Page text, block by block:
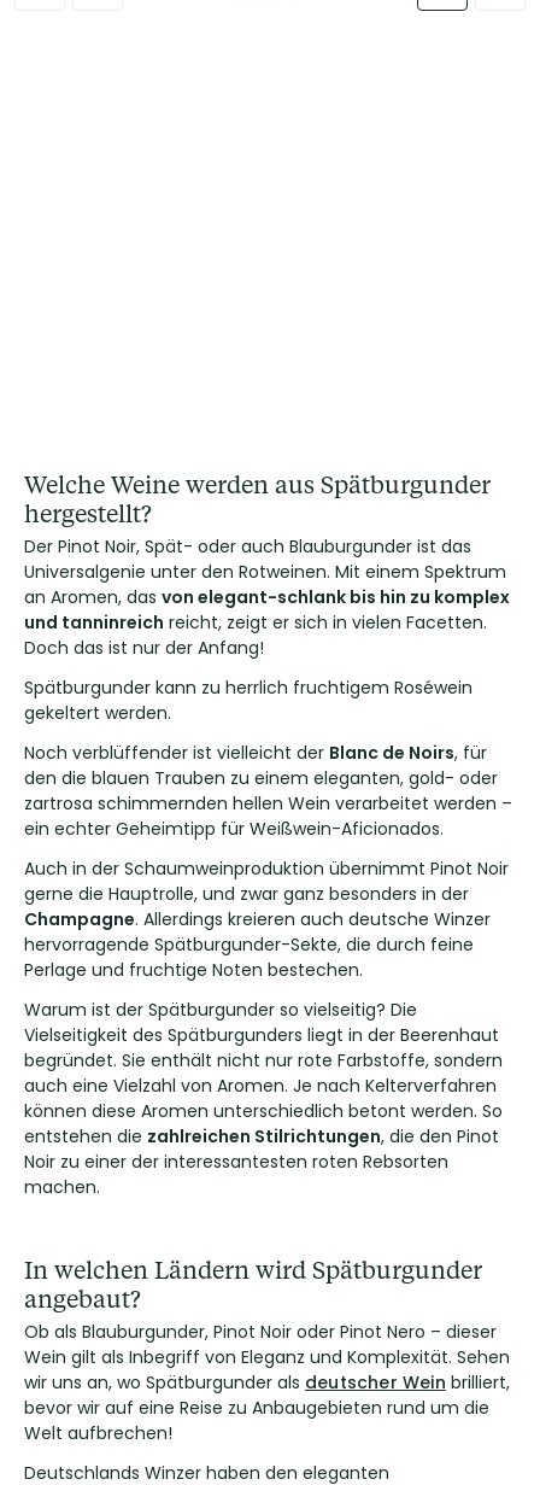
Welche Weine werden aus Spätburgunder
hergestellt?
Der Pinot Noir, Spät- oder auch Blauburgunder ist das
Universalgenie unter den Rotweinen. Mit einem Spektrum
an Aromen, das von elegant-schlank bis hin zu komplex
und tanninreich reicht, zeigt er sich in vielen Facetten.
Doch das ist nur der Anfang!
Spätburgunder kann zu herrlich fruchtigem Roséwein
gekeltert werden.
Noch verblüffender ist vielleicht der Blanc de Noirs, für
den die blauen Trauben zu einem eleganten, gold- oder
zartrosa schimmernden hellen Wein verarbeitet werden –
ein echter Geheimtipp für Weißwein-Aficionados.
Auch in der Schaumweinproduktion übernimmt Pinot Noir
gerne die Hauptrolle, und zwar ganz besonders in der
Champagne. Allerdings kreieren auch deutsche Winzer
hervorragende Spätburgunder-Sekte, die durch feine
Perlage und fruchtige Noten bestechen.
Warum ist der Spätburgunder so vielseitig? Die
Vielseitigkeit des Spätburgunders liegt in der Beerenhaut
begründet. Sie enthält nicht nur rote Farbstoffe, sondern
auch eine Vielzahl von Aromen. Je nach Kelterverfahren
können diese Aromen unterschiedlich betont werden. So
entstehen die zahlreichen Stilrichtungen, die den Pinot
Noir zu einer der interessantesten roten Rebsorten
machen.
In welchen Ländern wird Spätburgunder
angebaut?
Ob als Blauburgunder, Pinot Noir oder Pinot Nero – dieser
Wein gilt als Inbegriff von Eleganz und Komplexität. Sehen
wir uns an, wo Spätburgunder als deutscher Wein brilliert,
bevor wir auf eine Reise zu Anbaugebieten rund um die
Welt aufbrechen!
Deutschlands Winzer haben den eleganten